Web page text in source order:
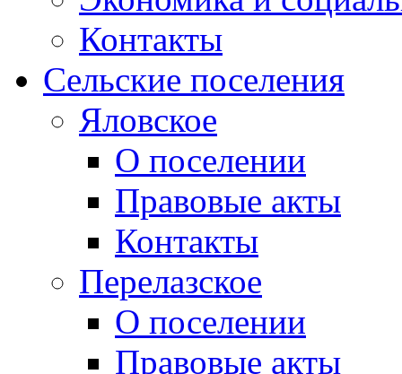
Контакты
Сельские поселения
Яловское
О поселении
Правовые акты
Контакты
Перелазское
О поселении
Правовые акты